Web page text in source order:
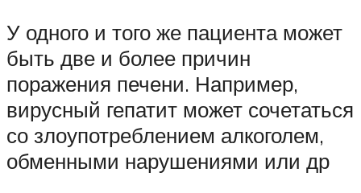
У одного и того же пациента может
быть две и более причин
поражения печени. Например,
вирусный гепатит может сочетаться
со злоупотреблением алкоголем,
обменными нарушениями или др